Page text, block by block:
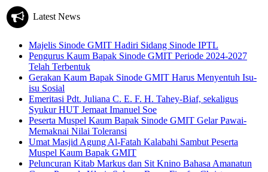
Latest News
Majelis Sinode GMIT Hadiri Sidang Sinode IPTL
Pengurus Kaum Bapak Sinode GMIT Periode 2024-2027
Telah Terbentuk
Gerakan Kaum Bapak Sinode GMIT Harus Menyentuh Isu-
isu Sosial
Emeritasi Pdt. Juliana C. E. F. H. Tahey-Biaf, sekaligus
Syukur HUT Jemaat Imanuel Soe
Peserta Muspel Kaum Bapak Sinode GMIT Gelar Pawai-
Memaknai Nilai Toleransi
Umat Masjid Agung Al-Fatah Kalabahi Sambut Peserta
Muspel Kaum Bapak GMIT
Peluncuran Kitab Markus dan Sit Knino Bahasa Amanatun